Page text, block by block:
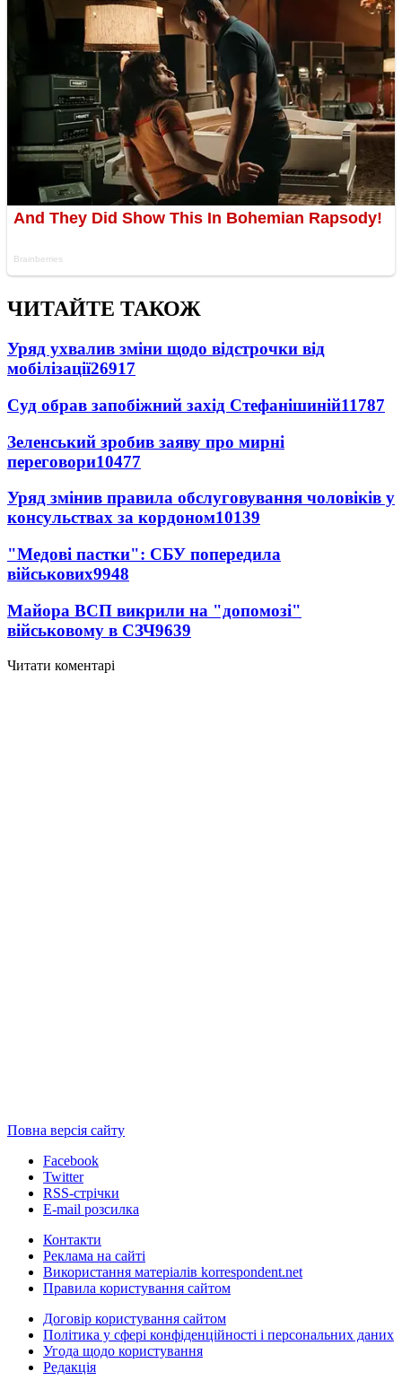
ЧИТАЙТЕ ТАКОЖ
Уряд ухвалив зміни щодо відстрочки від
мобілізації26917
Суд обрав запобіжний захід Стефанішиній11787
Зеленський зробив заяву про мирні
переговори10477
Уряд змінив правила обслуговування чоловіків у
консульствах за кордоном10139
"Медові пастки": СБУ попередила
військових9948
Майора ВСП викрили на "допомозі"
військовому в СЗЧ9639
Читати коментарі
Повна версія сайту
Facebook
Twitter
RSS-стрічки
E-mail розсилка
Контакти
Реклама на сайті
Використання матеріалів korrespondent.net
Правила користування сайтом
Договір користування сайтом
Політика у сфері конфіденційності і персональних даних
Угода щодо користування
Редакція